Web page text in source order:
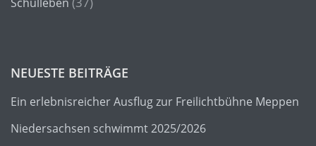
NEUESTE BEITRÄGE
Ein erlebnisreicher Ausflug zur Freilichtbühne Meppen
Niedersachsen schwimmt 2025/2026